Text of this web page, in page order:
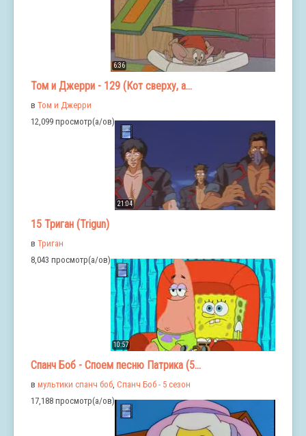
6:36
Том и Джерри - 129 (Кот сверху, а...
в Том и Джерри
12,099 просмотр(а/ов)
21:04
15 Триган (Trigun)
в Триган
8,043 просмотр(а/ов)
10:57
Спанч Боб - Споем песню Патрика (5...
в мультики спанч боб, Спанч Боб - 5 сезон
17,188 просмотр(а/ов)